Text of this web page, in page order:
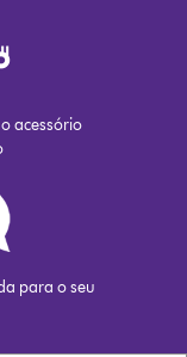
acessório
para o seu